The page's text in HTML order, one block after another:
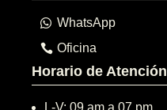
WhatsApp
Oficina
Horario de Atención